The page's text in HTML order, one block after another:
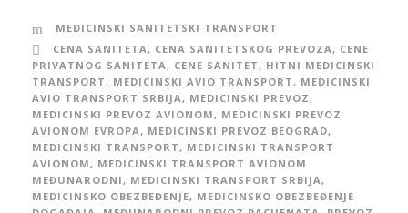
MEDICINSKI SANITETSKI TRANSPORT
CENA SANITETA, CENA SANITETSKOG PREVOZA, CENE
PRIVATNOG SANITETA, CENE SANITET, HITNI MEDICINSKI
TRANSPORT, MEDICINSKI AVIO TRANSPORT, MEDICINSKI
AVIO TRANSPORT SRBIJA, MEDICINSKI PREVOZ,
MEDICINSKI PREVOZ AVIONOM, MEDICINSKI PREVOZ
AVIONOM EVROPA, MEDICINSKI PREVOZ BEOGRAD,
MEDICINSKI TRANSPORT, MEDICINSKI TRANSPORT
AVIONOM, MEDICINSKI TRANSPORT AVIONOM
MEĐUNARODNI, MEDICINSKI TRANSPORT SRBIJA,
MEDICINSKO OBEZBEĐENJE, MEDICINSKO OBEZBEĐENJE